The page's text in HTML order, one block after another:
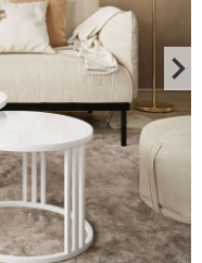
keyboard_arrow_right